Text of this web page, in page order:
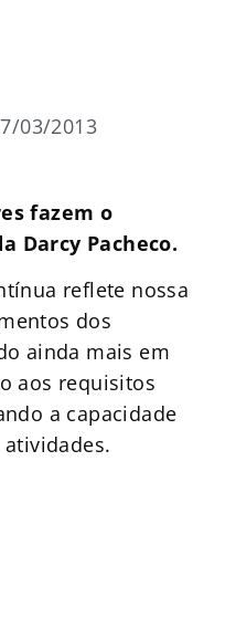
03/2013
fazem o
Darcy Pacheco.
reflete nossa
dos
ainda mais em
aos requisitos
a capacidade